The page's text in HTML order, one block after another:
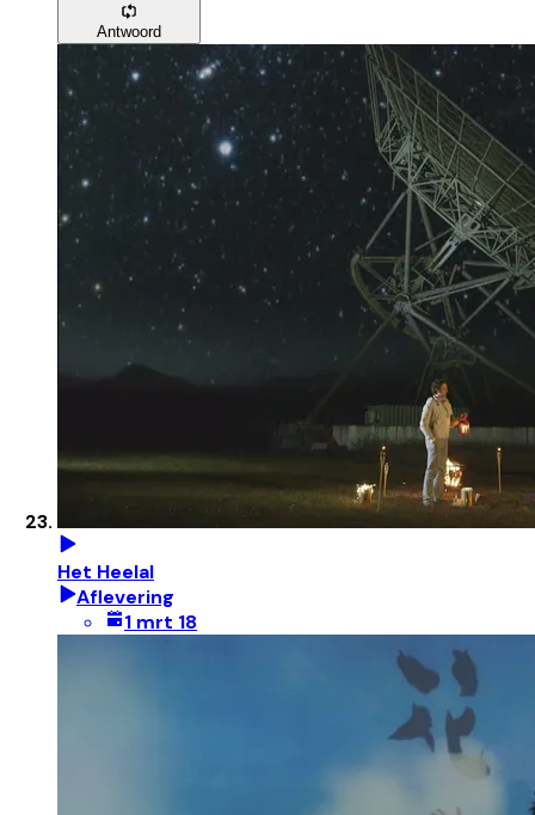
Antwoord
Het Heelal
Aflevering
1 mrt 18